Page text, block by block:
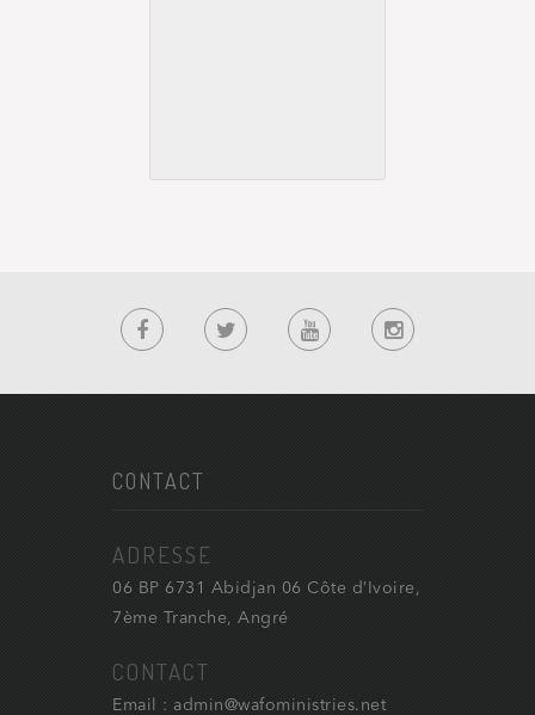
CONTACT
ADRESSE
06 BP 6731 Abidjan 06 Côte d’Ivoire,
7ème Tranche, Angré
CONTACT
Email : admin@wafoministries.net